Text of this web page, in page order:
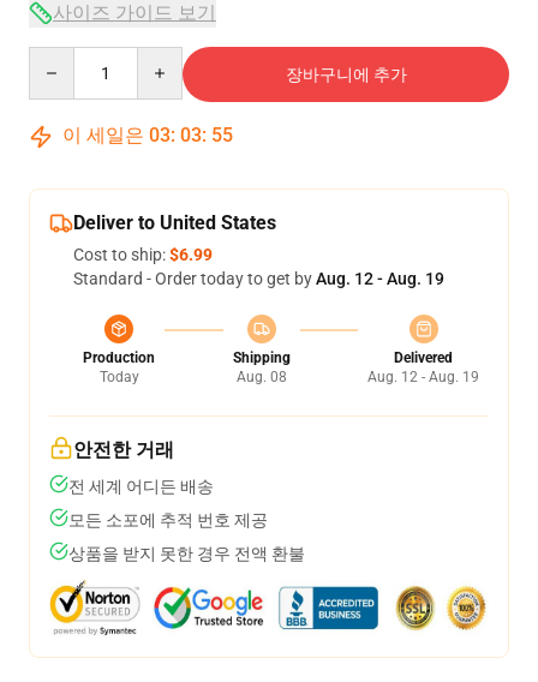
사이즈 가이드 보기
장바구니에 추가
이 세일은 03: 03: 54
Deliver to United States
Cost to ship:$6.99
Standard - Order today to get byAug. 12 - Aug. 19
Production
Today
Shipping
Aug. 08
Delivered
Aug. 12 - Aug. 19
안전한 거래
전 세계 어디든 배송
모든 소포에 추적 번호 제공
상품을 받지 못한 경우 전액 환불